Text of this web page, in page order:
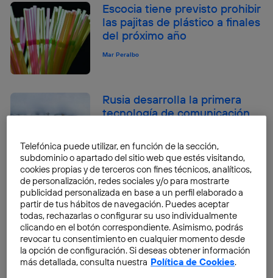
Escocia tiene previsto prohibir
las pajitas de plástico a finales
del próximo año
Mar Peralbo
Rusia desarrolla la primera
tecnología de comunicación
Mar Peralbo
Las bicicletas inteligentes
revolucionan el asfalto
Mar Peralbo
Telefónica puede utilizar, en función de la sección,
subdominio o apartado del sitio web que estés visitando,
cookies propias y de terceros con fines técnicos, analíticos,
de personalización, redes sociales y/o para mostrarte
publicidad personalizada en base a un perfil elaborado a
partir de tus hábitos de navegación. Puedes aceptar
todas, rechazarlas o configurar su uso individualmente
clicando en el botón correspondiente. Asimismo, podrás
revocar tu consentimiento en cualquier momento desde
la opción de configuración. Si deseas obtener información
más detallada, consulta nuestra Política de Cookies.